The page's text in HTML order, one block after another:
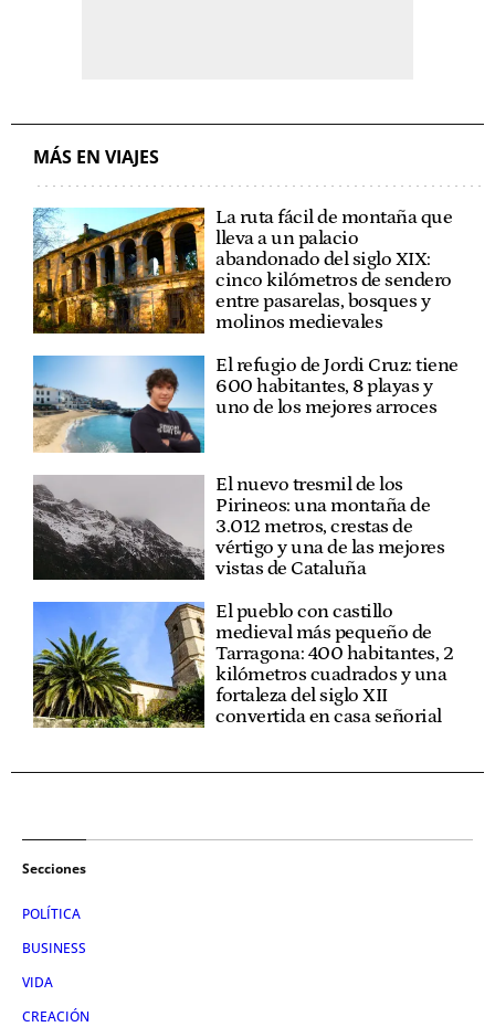
MÁS EN VIAJES
La ruta fácil de montaña que
lleva a un palacio
abandonado del siglo XIX:
cinco kilómetros de sendero
entre pasarelas, bosques y
molinos medievales
El refugio de Jordi Cruz: tiene
600 habitantes, 8 playas y
uno de los mejores arroces
El nuevo tresmil de los
Pirineos: una montaña de
3.012 metros, crestas de
vértigo y una de las mejores
vistas de Cataluña
El pueblo con castillo
medieval más pequeño de
Tarragona: 400 habitantes, 2
kilómetros cuadrados y una
fortaleza del siglo XII
convertida en casa señorial
Secciones
POLÍTICA
BUSINESS
VIDA
CREACIÓN